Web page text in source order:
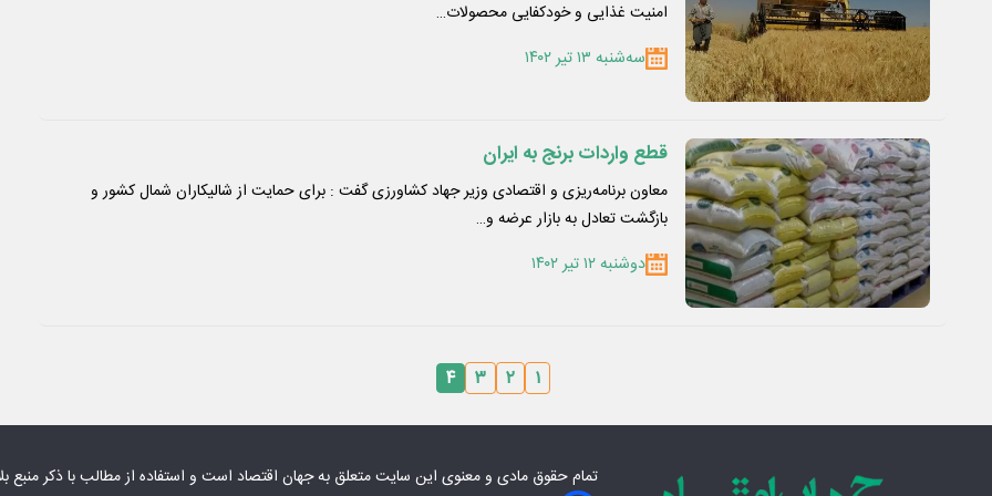
امنیت غذایی و خودکفایی محصولات…
سه‌شنبه ۱۳ تیر ۱۴۰۲
قطع واردات برنج به ایران
معاون برنامه‌ریزی و اقتصادی وزیر جهاد کشاورزی گفت : برای حمایت از شالیکاران شمال کشور و
بازگشت تعادل به بازار عرضه و…
دوشنبه ۱۲ تیر ۱۴۰۲
۱ ۲ ۳ ۴
تمام حقوق مادی‌ و معنوی این سایت متعلق بهجهان اقتصاد است و استفاده از مطالب با ذکر منبع